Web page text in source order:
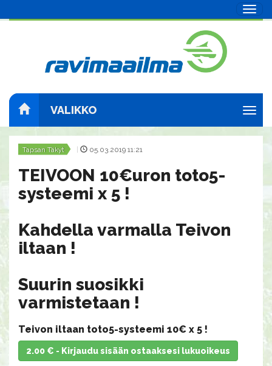
VALIKKO
Tapsan Täkyt | 05.03.2019 11:21
TEIVOON 10€uron toto5-
systeemi x 5 !
Kahdella varmalla Teivon
iltaan !
​​​​​​​Suurin suosikki
varmistetaan !
Teivon iltaan toto5-systeemi 10€ x 5 !
2.00 € - Kirjaudu sisään ostaaksesi lukuoikeus